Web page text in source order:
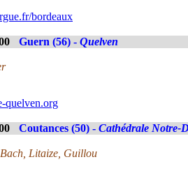
bordeaux
Guern (56) - Quelven
quelven.org
Coutances (50) - Cathédrale Notre-
Litaize, Guillou